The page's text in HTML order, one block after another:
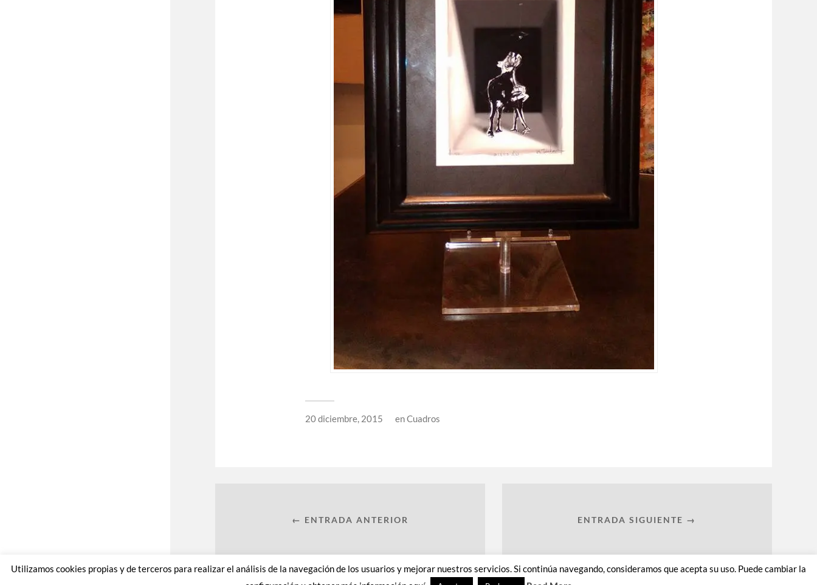
20 diciembre, 2015 enCuadros
← ENTRADA ANTERIOR ENTRADA SIGUIENTE →
Utilizamos cookies propias y de terceros para realizar el análisis de la navegación de los usuarios y mejorar nuestros servicios. Si continúa navegando, consideramos que acepta su uso. Puede cambiar la